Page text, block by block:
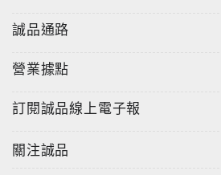
誠品通路
營業據點
訂閱誠品線上電子報
關注誠品